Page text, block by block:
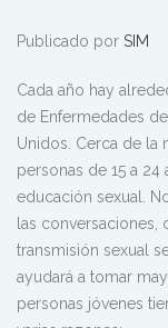
Publicado por SIM
Cada año hay
de Enfermedades
Unidos. Cerca de la
personas de 15 a
educación sexual.
las
transmisión sexual
ayudará a tomar
personas jóvenes